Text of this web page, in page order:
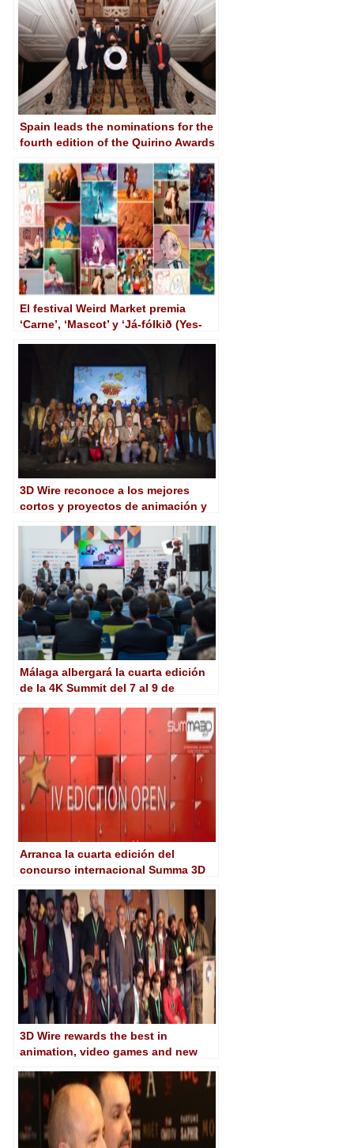
Spain leads the nominations for the
fourth edition of the Quirino Awards
El festival Weird Market premia
‘Carne’, ‘Mascot’ y ‘Já-fólkið (Yes-
3D Wire reconoce a los mejores
cortos y proyectos de animación y
Málaga albergará la cuarta edición
de la 4K Summit del 7 al 9 de
Arranca la cuarta edición del
concurso internacional Summa 3D
3D Wire rewards the best in
animation, video games and new